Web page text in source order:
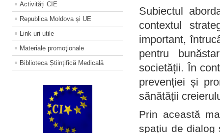
Activități CIE
Republica Moldova și UE
Link-uri utile
Materiale promoţionale
Biblioteca Științifică Medicală
Subiectul
contextul
important,
pentru
societății. În
prevenției și
sănătății
Prin această
spațiu de dialog